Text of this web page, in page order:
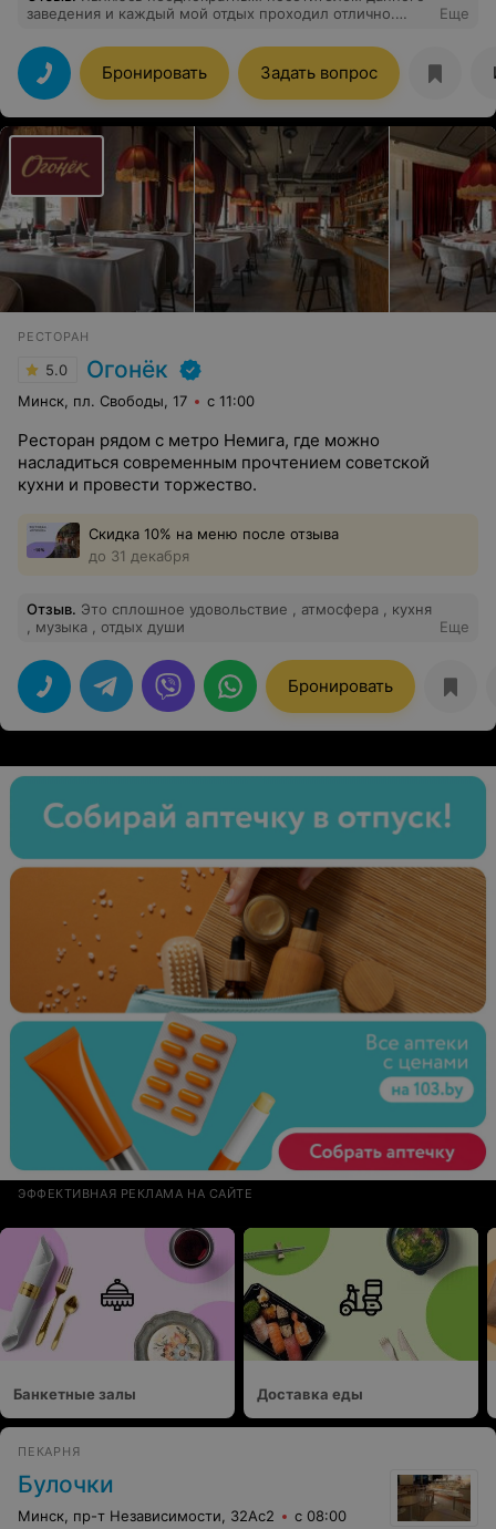
заведения и каждый мой отдых проходил отлично.
отличный сервис. Точное сочетание демократической
цены и вкусной еды не может не радовать)
Еще
Бронировать Задать вопрос
РЕСТОРАН
5.0 Огонёк
Минск, пл. Свободы, 17 с 11:00
Ресторан рядом с метро Немига, где можно
насладиться современным прочтением советской
кухни и провести торжество.
Скидка 10% на меню после отзыва
до 31 декабря
Отзыв. Это сплошное удовольствие , атмосфера , кухня
, музыка , отдых души
Еще
Бронировать
ЭФФЕКТИВНАЯ РЕКЛАМА НА САЙТЕ
Банкетные залы Доставка еды
ПЕКАРНЯ
Булочки
Минск, пр-т Независимости, 32Ас2 с 08:00